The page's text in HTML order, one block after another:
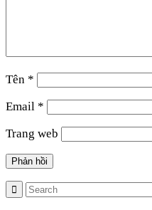
Tên *
Email *
Trang web